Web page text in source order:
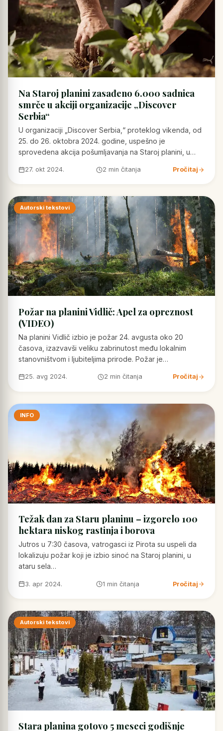
Na Staroj planini zasađeno 6.000 sadnica
smrče u akciji organizacije „Discover
Serbia“
U organizaciji „Discover Serbia,“ proteklog vikenda, od
25. do 26. oktobra 2024. godine, uspešno je
sprovedena akcija pošumljavanja na Staroj planini, u…
27. okt 2024. 2 min čitanja Pročitaj
Autorski tekstovi
Požar na planini Vidlič: Apel za opreznost
(VIDEO)
Na planini Vidlič izbio je požar 24. avgusta oko 20
časova, izazvavši veliku zabrinutost među lokalnim
stanovništvom i ljubiteljima prirode. Požar je…
25. avg 2024. 2 min čitanja Pročitaj
INFO
Težak dan za Staru planinu – izgorelo 100
hektara niskog rastinja i borova
Jutros u 7:30 časova, vatrogasci iz Pirota su uspeli da
lokalizuju požar koji je izbio sinoć na Staroj planini, u
ataru sela…
3. apr 2024. 1 min čitanja Pročitaj
Autorski tekstovi
Stara planina gotovo 5 meseci godišnje